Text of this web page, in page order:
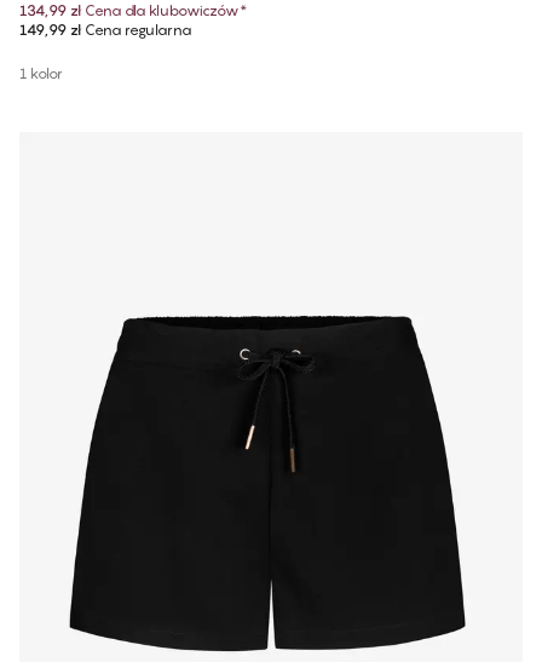
134,99 zł Cena dla klubowiczów*
149,99 złCena regularna
1 kolor